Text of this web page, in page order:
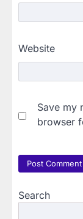
Website
Save my
browser
Search